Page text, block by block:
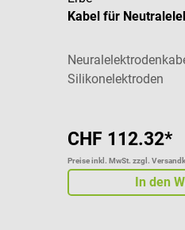
Kabel für
Silikonelektroden
CHF 112.32*
Preise inkl. MwSt. zzgl.
In den